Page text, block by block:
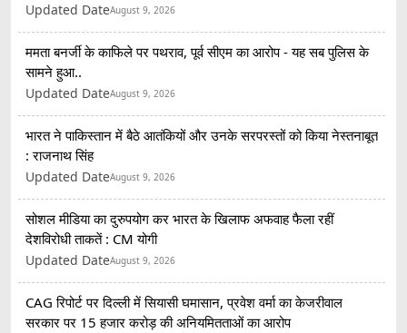
Updated DateAugust 9, 2026
ममता बनर्जी के काफिले पर पथराव, पूर्व सीएम का आरोप - यह सब पुलिस के
सामने हुआ..
Updated DateAugust 9, 2026
भारत ने पाकिस्तान में बैठे आतंकियों और उनके सरपरस्तों को किया नेस्तनाबूत
: राजनाथ सिंह
Updated DateAugust 9, 2026
सोशल मीडिया का दुरुपयोग कर भारत के खिलाफ अफवाह फैला रहीं
देशविरोधी ताकतें : CM योगी
Updated DateAugust 9, 2026
CAG रिपोर्ट पर दिल्ली में सियासी घमासान, प्रवेश वर्मा का केजरीवाल
सरकार पर 15 हजार करोड़ की अनियमितताओं का आरोप